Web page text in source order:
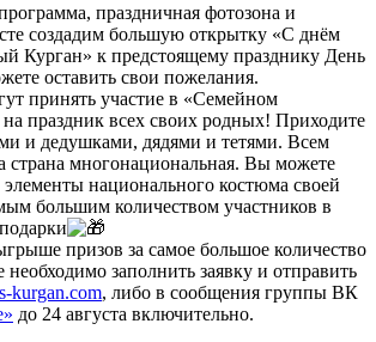
праздничная фотозона и
создадим большую открытку «С днём
Курган» к предстоящему празднику День
оставить свои пожелания.
принять участие в «Семейном
на праздник всех своих родных! Приходите
и дедушками, дядями и тетями. Всем
страна многонациональная. Вы можете
элементы национального костюма своей
большим количеством участников в
призов за самое большое количество
заполнить заявку и отправить
kurgan.com, либо в сообщения группы ВК
до 24 августа включительно.